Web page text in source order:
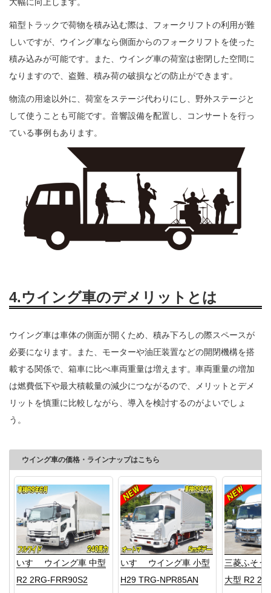
大幅に向上します。
箱型トラックで荷物を積み込む際は、フォークリフトの利用が難
しいですが、ウイング車なら側面からのフォークリフトを使った
積み込みが可能です。また、ウイング車の荷室は密閉した空間に
なりますので、盗難、積み荷の破損などの防止ができます。
物流の用途以外に、荷室をステージ代わりにし、野外ステージと
して使うことも可能です。音響設備を配置し、コンサートを行っ
ている事例もあります。
4.ウイング車のデメリットとは
ウイング車は車体の側面が開くため、積み下ろしの際スペースが
必要になります。また、モーターや油圧装置などの開閉機構を搭
載する関係で、箱車に比べ車両重量は増えます。車両重量の増加
は燃費低下や最大積載量の減少につながるので、メリットとデメ
リットを慎重に比較しながら、導入を検討するのがよいでしょ
う。
ウイング車の価格・ラインナップはこちら
いすゞ ウイング車 中型
R2 2RG-FRR90S2
いすゞ ウイング車 小型
H29 TRG-NPR85AN
三菱ふそう
大型 R2